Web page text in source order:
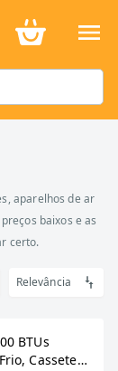
aparelhos de ar
baixos e as
certo.
Relevância
BTUs
Cassete,